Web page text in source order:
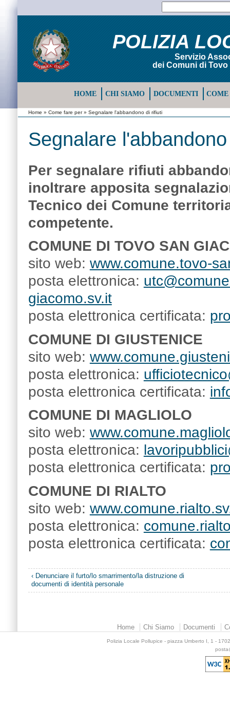
POLIZIA
Servizio
dei Comuni di
HOME CHI SIAMO DOCUMENTI COME
Home » Come fare per» Segnalare l'abbandono di rifiuti
Segnalare
Per segnalare rifiuti
inoltrare apposita
Tecnico dei Comune
competente.
COMUNE DI TOVO SAN
sito web: www.comune.tovo-
posta elettronica:
giacomo.sv.it
posta elettronica certificata:
COMUNE DI GIUSTENICE
sito web:
posta elettronica:
posta elettronica certificata:
COMUNE DI MAGLIOLO
sito web:
posta elettronica:
posta elettronica certificata:
COMUNE DI RIALTO
sito web:
posta elettronica:
posta elettronica certificata:
‹ Denunciare il furto/lo smarrimento/la distruzione di
documenti di identità personale
Home Chi Siamo Documenti
Polizia Locale Pollupice - piazza Umberto I, 1 -